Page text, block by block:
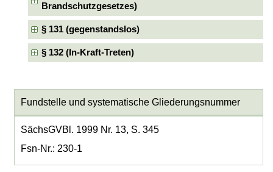
Brandschutzgesetzes)
§ 131 (gegenstandslos)
§ 132 (In-Kraft-Treten)
Fundstelle und systematische Gliederungsnummer
SächsGVBl. 1999 Nr. 13, S. 345
Fsn-Nr.: 230-1